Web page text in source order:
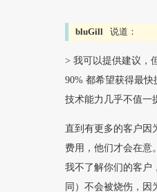
bluGill 说道：
> 我可以提供建议，
90% 都希望获得最
技术能力几乎不值一
直到有更多的客户因
费用，他们才会在意
我不了解你们的客户
同）不会被烧伤，因